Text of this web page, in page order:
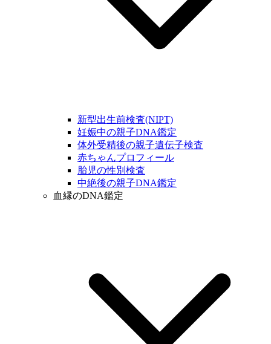
新型出生前検査(NIPT)
妊娠中の親子DNA鑑定
体外受精後の親子遺伝子検査
赤ちゃんプロフィール
胎児の性別検査
中絶後の親子DNA鑑定
血縁のDNA鑑定